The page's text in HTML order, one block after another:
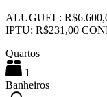
ALUGUEL:
IPTU: R$231,00
Quartos
1
Banheiros